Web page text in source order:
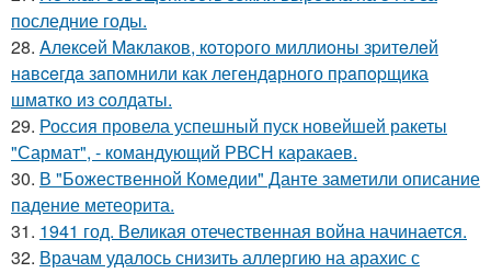
последние годы.
28. Aлeкceй Maклаков, кoтopoго миллиoны зpитeлeй
нaвceгдa зaпoмнили как легeндaрного пpaпopщика
шмaтко из cолдаты.
29. Россия провела успешный пуск новейшей ракеты
"Сармат", - командующий РВСН каракаев.
30. В "Божественной Комедии" Данте заметили описание
падение метеорита.
31. 1941 год. Великая отечественная война начинается.
32. Врачам удалось снизить аллергию на арахис с